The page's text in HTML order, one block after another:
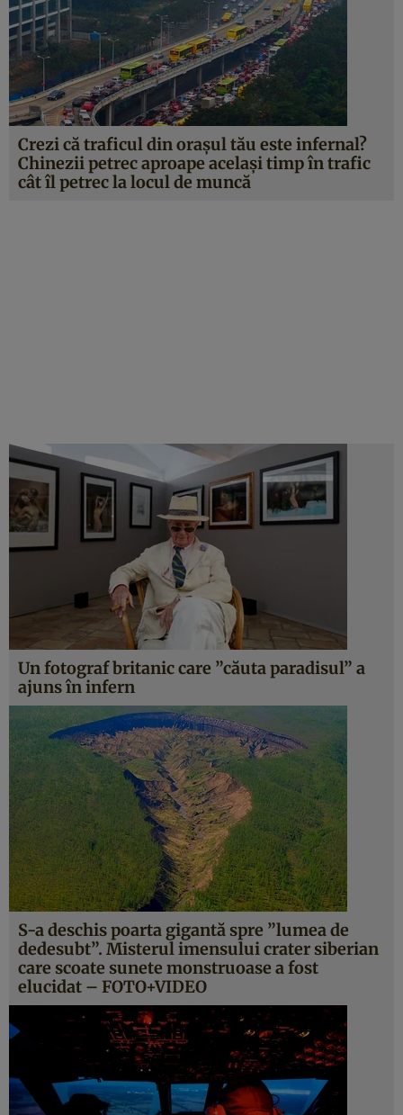
Crezi că traficul din oraşul tău este infernal?
Chinezii petrec aproape acelaşi timp în trafic
cât îl petrec la locul de muncă
Un fotograf britanic care ”căuta paradisul” a
ajuns în infern
S-a deschis poarta gigantă spre ”lumea de
dedesubt”. Misterul imensului crater siberian
care scoate sunete monstruoase a fost
elucidat – FOTO+VIDEO